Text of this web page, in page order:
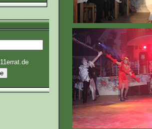
11errat.de